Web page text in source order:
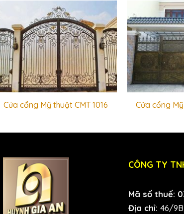
Cửa cổng Mỹ thuật CMT 1016 Cửa cổng
CÔNG TY
Mã số thuế:
Địa chỉ: 46/9B